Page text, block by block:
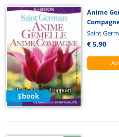
Ebook
Anime
Saint
€ 5,90